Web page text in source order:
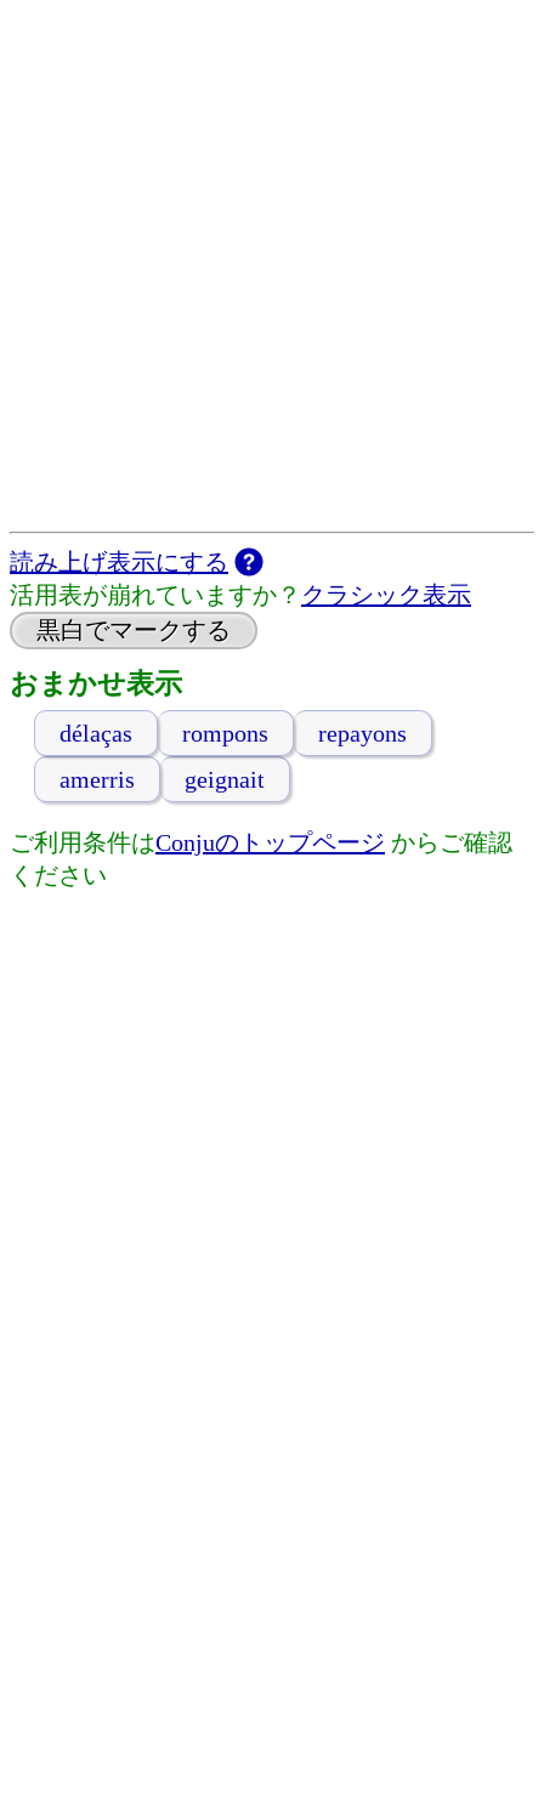
読み上げ表示にする
活用表が崩れていますか？ クラシック表示
黒白でマークする
おまかせ表示
délaças rompons
repayons
amerris
geignait
ご利用条件はConjuのトップページ からご確認
ください